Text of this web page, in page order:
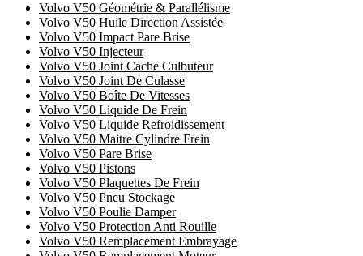
Volvo V50 Géométrie & Parallélisme
Volvo V50 Huile Direction Assistée
Volvo V50 Impact Pare Brise
Volvo V50 Injecteur
Volvo V50 Joint Cache Culbuteur
Volvo V50 Joint De Culasse
Volvo V50 Boîte De Vitesses
Volvo V50 Liquide De Frein
Volvo V50 Liquide Refroidissement
Volvo V50 Maitre Cylindre Frein
Volvo V50 Pare Brise
Volvo V50 Pistons
Volvo V50 Plaquettes De Frein
Volvo V50 Pneu Stockage
Volvo V50 Poulie Damper
Volvo V50 Protection Anti Rouille
Volvo V50 Remplacement Embrayage